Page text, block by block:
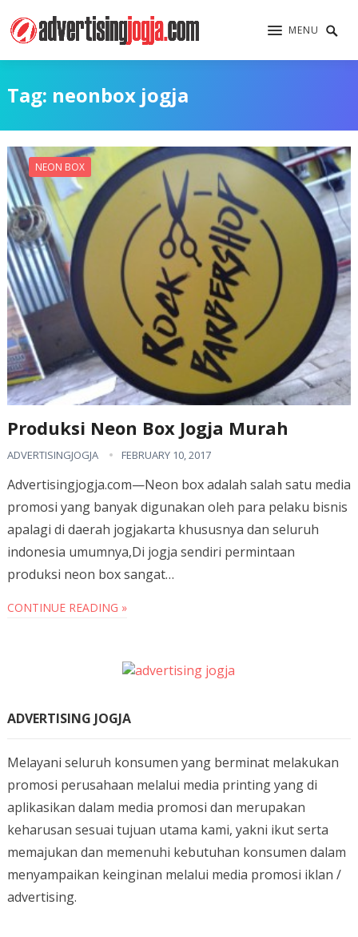
MENU
Tag: neonbox jogja
NEON BOX
Produksi Neon Box Jogja Murah
ADVERTISINGJOGJA FEBRUARY 10, 2017
Advertisingjogja.com—Neon box adalah salah satu media
promosi yang banyak digunakan oleh para pelaku bisnis
apalagi di daerah jogjakarta khususnya dan seluruh
indonesia umumnya,Di jogja sendiri permintaan
produksi neon box sangat…
CONTINUE READING »
ADVERTISING JOGJA
Melayani seluruh konsumen yang berminat melakukan
promosi perusahaan melalui media printing yang di
aplikasikan dalam media promosi dan merupakan
keharusan sesuai tujuan utama kami, yakni ikut serta
memajukan dan memenuhi kebutuhan konsumen dalam
menyampaikan keinginan melalui media promosi iklan /
advertising.